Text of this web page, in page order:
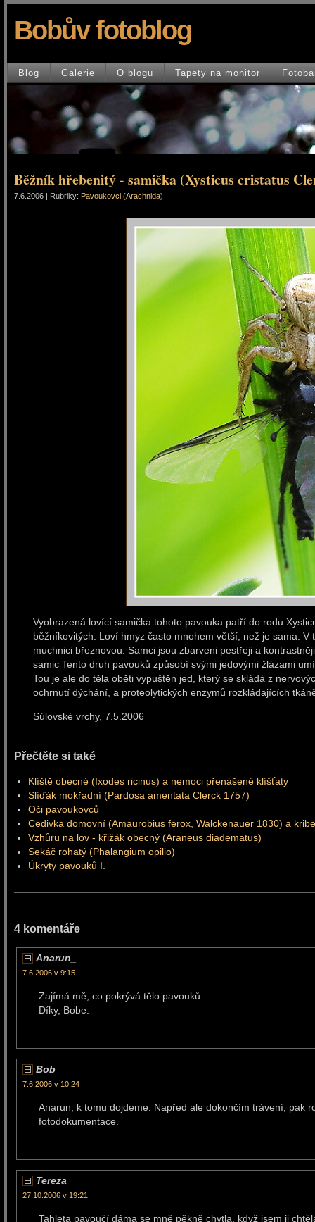
Bobův fotoblog
Blog Galerie O blogu Tapety na monitor
Běžník hřebenitý - samička (Xysticus cristatus
7.6.2006 | Rubriky: Pavoukovci (Arachnida)
Vyobrazená lovící samička tohoto pavouka patří do rodu
běžníkovitých. Loví hmyz často mnohem větší, než je sama.
muchnici březnovou. Samci jsou zbarveni pestřeji a
samic Tento druh pavouků způsobí svými jedovými žlázami
Tou je ale do těla oběti vypuštěn jed, který se skládá z
ochrnutí dýchání, a proteolytických enzymů rozkládajících
Súlovské vrchy, 7.5.2006
Přečtěte si také
Klíště obecné (Ixodes ricinus) a nemoci přenášené klíšťaty
Slíďák mokřadní (Pardosa amentata Clerck 1757)
Oči pavoukovců
Cedivka domovní (Amaurobius ferox, Walckenauer 1830) a
Vzhůru na lov - křižák obecný (Araneus diadematus)
Sekáč rohatý (Phalangium opilio)
Úkryty pavouků I.
4 komentáře
Anarun_
7.6.2006 v 9:15
Zajímá mě, co pokrývá tělo pavouků.
Díky, Bobe.
Bob
7.6.2006 v 10:24
Anarun, k tomu dojdeme. Napřed ale dokončím trávení, pak
fotodokumentace.
Tereza
27.10.2006 v 19:21
Tahleta pavoučí dáma se mně pěkně chytla, když jsem ji